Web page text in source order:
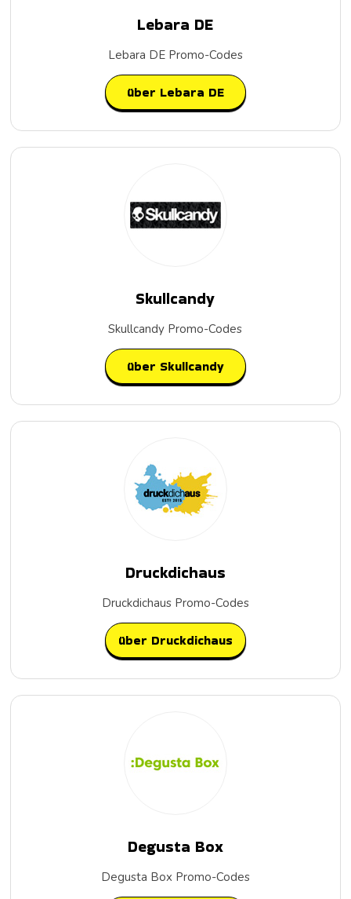
Lebara DE
Lebara DE Promo-Codes
über Lebara DE
Skullcandy
Skullcandy Promo-Codes
über Skullcandy
Druckdichaus
Druckdichaus Promo-Codes
über Druckdichaus
Degusta Box
Degusta Box Promo-Codes